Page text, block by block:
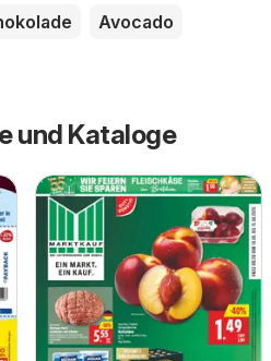
Avocado
und Kataloge